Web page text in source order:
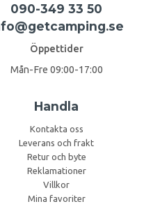
090-349 33 50
Öppettider
Mån-Fre 09:00-17:00
Handla
Kontakta oss
Leverans och frakt
Retur och byte
Reklamationer
Villkor
Mina favoriter